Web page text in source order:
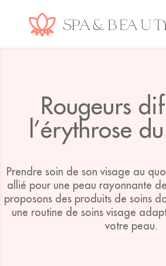
Rougeurs
l’érythrose
Prendre soin de son visage au
allié pour une peau rayonnante
proposons des produits de soins
une routine de soins visage
votre peau.